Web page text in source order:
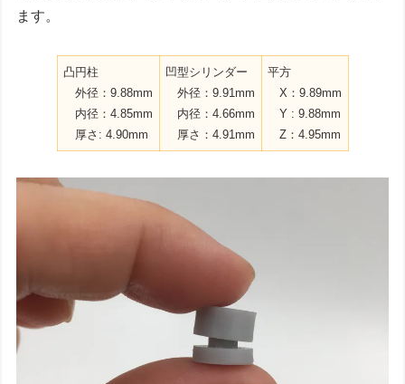
ます。
凸円柱
外径：9.88mm
内径：4.85mm
厚さ: 4.90mm
凹型シリンダー
外径：9.91mm
内径：4.66mm
厚さ：4.91mm
平方
X：9.89mm
Y : 9.88mm
Z：4.95mm